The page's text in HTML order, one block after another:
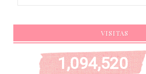
VISITAS
1,094,520